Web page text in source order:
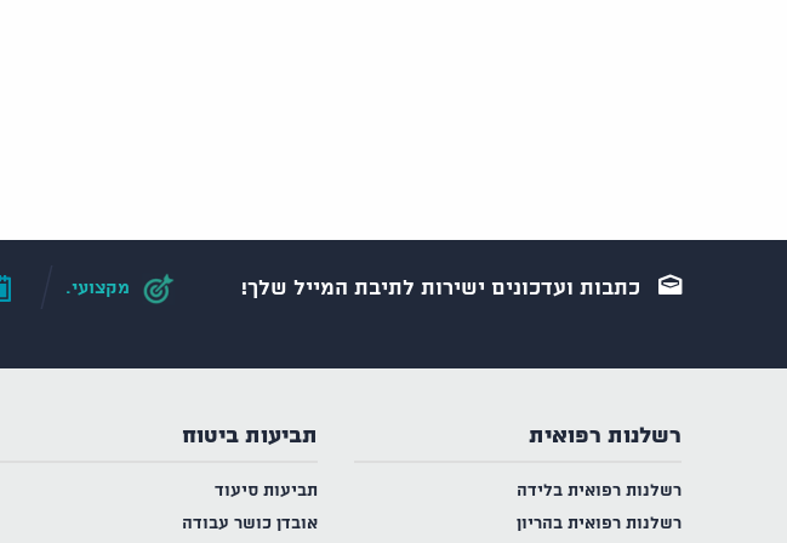
כתבות ועדכונים ישירות לתיבת המייל שלך! מקצועי.
רשלנות רפואית
רשלנות רפואית בלידה
רשלנות רפואית בהריון
תביעות ביטוח
תביעות סיעוד
אובדן כושר עבודה